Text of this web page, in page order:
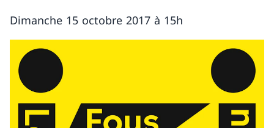
Dimanche 15 octobre 2017 à 15h